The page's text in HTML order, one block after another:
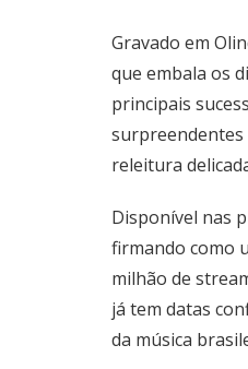
Gravado em
que embala os
principais
surpreendentes
releitura
Disponível nas
firmando como
milhão de
já tem datas
da música